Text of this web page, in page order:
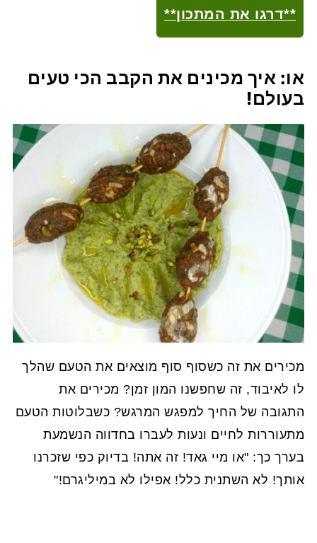
**דרגו את המתכון**
או: איך מכינים את הקבב הכי טעים
בעולם!
מכירים את זה כשסוף סוף מוצאים את הטעם שהלך
לו לאיבוד, זה שחפשנו המון זמן? מכירים את
התגובה של החיך למפגש המרגש? כשבלוטות הטעם
מתעוררות לחיים ונעות לעברו בחדווה הנשמעת
בערך כך: "או מיי גאד! זה אתה! בדיוק כפי שזכרנו
אותך! לא השתנית כלל! אפילו לא במיליגרם!"